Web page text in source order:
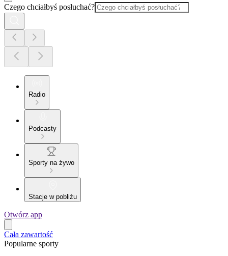
Czego chciałbyś posłuchać?
Radio
Podcasty
Sporty na żywo
Stacje w pobliżu
Otwórz app
Cała zawartość
Popularne sporty